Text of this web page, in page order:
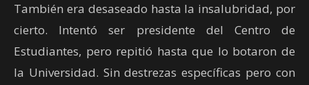
También era desaseado hasta la insalubridad, por
cierto. Intentó ser presidente del Centro de
Estudiantes, pero repitió hasta que lo botaron de
la Universidad. Sin destrezas específicas pero con